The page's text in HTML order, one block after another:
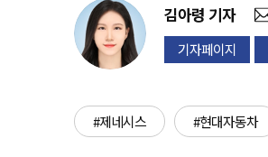
김아령 기자
기자페이지
#제네시스 #현대자동차